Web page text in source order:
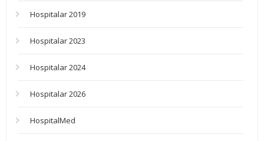
Hospitalar 2019
Hospitalar 2023
Hospitalar 2024
Hospitalar 2026
HospitalMed